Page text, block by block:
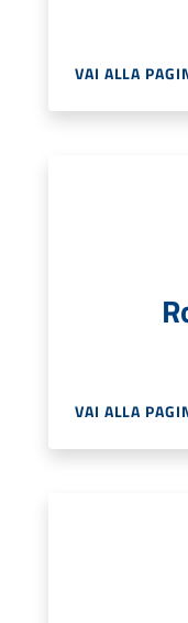
VAI ALLA
VAI ALLA